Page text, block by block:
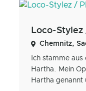
Chemnitz,
Ich stamme
Hartha. Mein
Hartha genannt